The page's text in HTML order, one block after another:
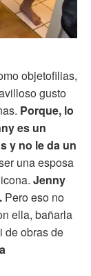
objetofilias,
gusto
Porque, lo
es un
y no le da un
una esposa
Jenny
Pero eso no
ella, bañarla
de obras de